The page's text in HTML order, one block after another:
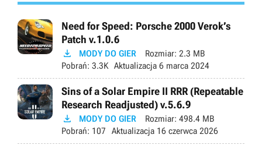
Need for Speed: Porsche 2000 Verok’s
Patch v.1.0.6
 MODY DO GIER Rozmiar: 2.3 MB
Pobrań: 3.3K Aktualizacja 6 marca 2024
Sins of a Solar Empire II RRR (Repeatable
Research Readjusted) v.5.6.9
 MODY DO GIER Rozmiar: 498.4 MB
Pobrań: 107 Aktualizacja 16 czerwca 2026